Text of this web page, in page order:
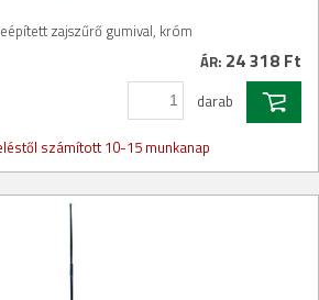
zajszűrő gumival, króm
ÁR: 24 318 Ft
darab
számított 10-15 munkanap